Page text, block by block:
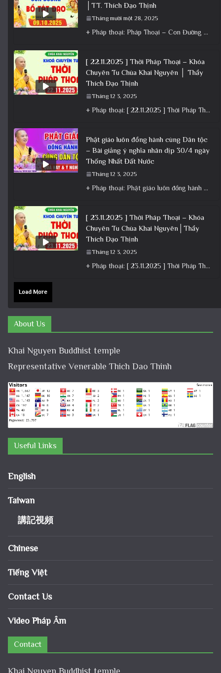
│TT. Thích Đạo Thịnh
Tháng mười một 28, 2025
+ Pháp thoại: Pháp Thoại – Con Đường Bồ Tát Đạo │TT. Thích Đạo Thịnh + Album: Pháp Thoại +
[ 22.11.2025 ] Thời Pháp Thoại – Khóa
Chuyên Tu Chùa Khai Nguyên │ Thầy
Thích Đạo Thịnh
Tháng 12 3, 2025
+ Pháp thoại: [ 22.11.2025 ] Thời Pháp Thoại – Khóa Chuyên Tu Chùa Khai Nguyên │ Thầy Thích Đạo
Phật giáo luôn đồng hành cùng Dân tộc
– Bài giảng ý nghĩa nhân dịp 30/4 ngày
Thống Nhất Đất Nước
Tháng 12 3, 2025
+ Pháp thoại: Phật giáo luôn đồng hành cùng Dân tộc – Bài giảng ý nghĩa nhân dịp 30/4 ngày
[ 23.11.2025 ] Thời Pháp Thoại – Khóa
Chuyên Tu Chùa Khai Nguyên│Thầy
Thích Đạo Thịnh
Tháng 12 3, 2025
+ Pháp thoại: [ 23.11.2025 ] Thời Pháp Thoại – Khóa Chuyên Tu Chùa Khai Nguyên│Thầy Thích Đạo Thịnh +
Load More
About Us
Khai Nguyen Buddhist temple
Representative Venerable Thich Dao Thinh
Useful Links
English
Taiwan
講記視頻
Chinese
Tiếng Việt
Contact Us
Video Pháp Âm
Contact
Khai Nguyen Buddhist temple